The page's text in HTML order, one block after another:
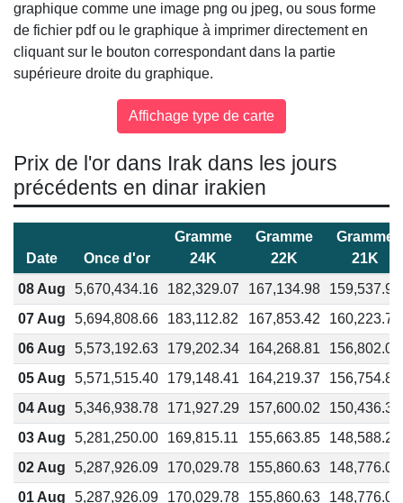
graphique comme une image png ou jpeg, ou sous forme
de fichier pdf ou le graphique à imprimer directement en
cliquant sur le bouton correspondant dans la partie
supérieure droite du graphique.
Prix de l'or dans Irak dans les jours
précédents en dinar irakien
Date Once d'or
Gramme
24K
Gramme
22K
Gramme
21K
08 Aug
5,670,434.16 182,329.07 167,134.98
159,537.94
07 Aug
5,694,808.66 183,112.82 167,853.42
160,223.72
06 Aug
5,573,192.63 179,202.34 164,268.81
156,802.04
05 Aug
5,571,515.40 179,148.41 164,219.37
156,754.85
04 Aug
5,346,938.78 171,927.29 157,600.02
150,436.38
03 Aug
5,281,250.00 169,815.11 155,663.85
148,588.22
02 Aug
5,287,926.09 170,029.78 155,860.63
148,776.06
01 Aug
5,287,926.09 170,029.78 155,860.63 148,776.06